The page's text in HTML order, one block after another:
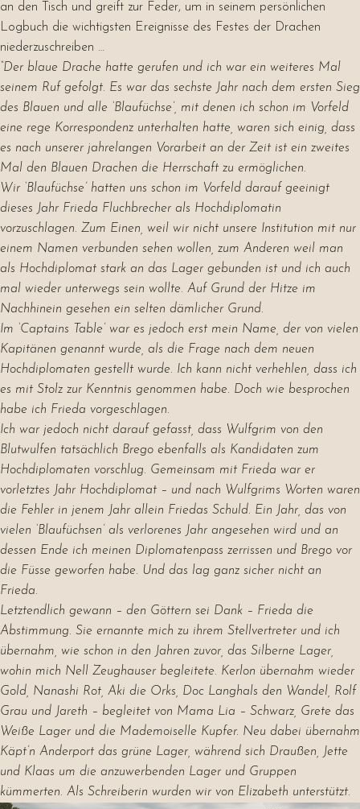
an den Tisch und greift zur Feder, um in seinem persönlichen
Logbuch die wichtigsten Ereignisse des Festes der Drachen
niederzuschreiben …
“Der blaue Drache hatte gerufen und ich war ein weiteres Mal
seinem Ruf gefolgt. Es war das sechste Jahr nach dem ersten Sieg
des Blauen und alle ‘Blaufüchse’, mit denen ich schon im Vorfeld
eine rege Korrespondenz unterhalten hatte, waren sich einig, dass
es nach unserer jahrelangen Vorarbeit an der Zeit ist ein zweites
Mal den Blauen Drachen die Herrschaft zu ermöglichen.
Wir ‘Blaufüchse’ hatten uns schon im Vorfeld darauf geeinigt
dieses Jahr Frieda Fluchbrecher als Hochdiplomatin
vorzuschlagen. Zum Einen, weil wir nicht unsere Institution mit nur
einem Namen verbunden sehen wollen, zum Anderen weil man
als Hochdiplomat stark an das Lager gebunden ist und ich auch
mal wieder unterwegs sein wollte. Auf Grund der Hitze im
Nachhinein gesehen ein selten dämlicher Grund.
Im ‘Captains Table’ war es jedoch erst mein Name, der von vielen
Kapitänen genannt wurde, als die Frage nach dem neuen
Hochdiplomaten gestellt wurde. Ich kann nicht verhehlen, dass ich
es mit Stolz zur Kenntnis genommen habe. Doch wie besprochen
habe ich Frieda vorgeschlagen.
Ich war jedoch nicht darauf gefasst, dass Wulfgrim von den
Blutwulfen tatsächlich Brego ebenfalls als Kandidaten zum
Hochdiplomaten vorschlug. Gemeinsam mit Frieda war er
vorletztes Jahr Hochdiplomat – und nach Wulfgrims Worten waren
die Fehler in jenem Jahr allein Friedas Schuld. Ein Jahr, das von
vielen ‘Blaufüchsen’ als verlorenes Jahr angesehen wird und an
dessen Ende ich meinen Diplomatenpass zerrissen und Brego vor
die Füsse geworfen habe. Und das lag ganz sicher nicht an
Frieda.
Letztendlich gewann – den Göttern sei Dank – Frieda die
Abstimmung. Sie ernannte mich zu ihrem Stellvertreter und ich
übernahm, wie schon in den Jahren zuvor, das Silberne Lager,
wohin mich Nell Zeughauser begleitete. Kerlon übernahm wieder
Gold, Nanashi Rot, Aki die Orks, Doc Langhals den Wandel, Rolf
Grau und Jareth – begleitet von Mama Lia – Schwarz, Grete das
Weiße Lager und die Mademoiselle Kupfer. Neu dabei übernahm
Käpt’n Anderport das grüne Lager, während sich Draußen, Jette
und Klaas um die anzuwerbenden Lager und Gruppen
kümmerten. Als Schreiberin wurden wir von Elizabeth unterstützt.